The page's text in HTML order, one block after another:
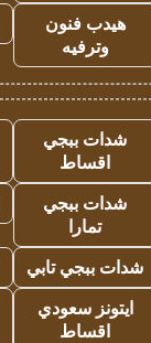
هيدب فنون
وترفيه
شدات ببجي
اقساط
شدات ببجي
تمارا
شدات ببجي تابي
ايتونز سعودي
اقساط